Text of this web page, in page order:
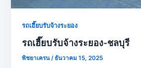
รถเฮี๊ยบรับจ้างระยอง
รถเฮี๊ยบรับจ้างระยอง-ชลบุรี
พิชยาเครน / ธันวาคม 15, 2025